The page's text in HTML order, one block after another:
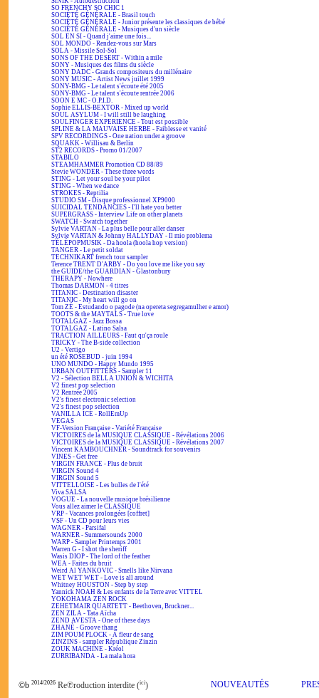
SO FRENCHY SO CHIC 1
SOCIÉTÉ GÉNÉRALE - Brasil touch
SOCIÉTÉ GÉNÉRALE - Junior présente les classiques de bébé
SOCIÉTÉ GÉNÉRALE - Musiques d'un siècle
SOL EN SI - Quand j'aime une fois...
SOL MONDO - Rendez-vous sur Mars
SOLA - Missile Sol-Sol
SONS OF THE DESERT - Within a mile
SONY - Musiques des films du siècle
SONY DADC - Grands compositeurs du millénaire
SONY MUSIC - Artist News juillet 1999
SONY-BMG - Le talent s'écoute été 2005
SONY-BMG - Le talent s'écoute rentrée 2006
SOON E MC - O.P.I.D.
Sophie ELLIS-BEXTOR - Mixed up world
SOUL ASYLUM - I will still be laughing
SOULFINGER EXPERIENCE - Tout est possible
SPLINE & LA MAUVAISE HERBE - Faiblesse et vanité
SPV RECORDINGS - One nation under a groove
SQUAKK - Willisau & Berlin
ST2 RECORDS - Promo 01/2007
STABILO
STEAMHAMMER Promotion CD 88/89
Stevie WONDER - These three words
STING - Let your soul be your pilot
STING - When we dance
STROKES - Reptilia
STUDIO SM - Disque professionnel XP9000
SUICIDAL TENDANCIES - I'll hate you better
SUPERGRASS - Interview Life on other planets
SWATCH - Swatch together
Sylvie VARTAN - La plus belle pour aller danser
Sylvie VARTAN & Johnny HALLYDAY - Il mio problema
TÉLÉPOPMUSIK - Da hoola (hoola hop version)
TANGER - Le petit soldat
TECHNIKART french tour sampler
Terence TRENT D'ARBY - Do you love me like you say
the GUIDE/the GUARDIAN - Glastonbury
THERAPY - Nowhere
Thomas DARMON - 4 titres
TITANIC - Destination disaster
TITANIC - My heart will go on
Tom ZÉ - Estudando o pagode (na opereta segregamulher e amor)
TOOTS & the MAYTALS - True love
TOTALGAZ - Jazz Bossa
TOTALGAZ - Latino Salsa
TRACTION AILLEURS - Faut qu'ça roule
TRICKY - The B-side collection
U2 - Vertigo
un été ROSEBUD - juin 1994
UNO MUNDO - Happy Mundo 1995
URBAN OUTFITTERS - Sampler 11
V2 - Sélection BELLA UNION & WICHITA
V2 finest pop selection
V2 Rentrée 2005
V2's finest electronic selection
V2's finest pop selection
VANILLA ICE - RollEmUp
VEGAS
VF-Version Française - Variété Française
VICTOIRES de la MUSIQUE CLASSIQUE - Révélations 2006
VICTOIRES de la MUSIQUE CLASSIQUE - Révélations 2007
Vincent KAMBOUCHNER - Soundtrack for souvenirs
VINES - Get free
VIRGIN FRANCE - Plus de bruit
VIRGIN Sound 4
VIRGIN Sound 5
VITTELLOISE - Les bulles de l'été
Viva SALSA
VOGUE - La nouvelle musique brésilienne
Vous allez aimer le CLASSIQUE
VRP - Vacances prolongées [coffret]
VSF - Un CD pour leurs vies
WAGNER - Parsifal
WARNER - Summersounds 2000
WARP - Sampler Printemps 2001
Warren G - I shot the sheriff
Wasis DIOP - The lord of the feather
WEA - Faites du bruit
Weird Al YANKOVIC - Smells like Nirvana
WET WET WET - Love is all around
Whitney HOUSTON - Step by step
Yannick NOAH & Les enfants de la Terre avec VITTEL
YOKOHAMA ZEN ROCK
ZEHETMAIR QUARTETT - Beethoven, Bruckner...
ZEN ZILA - Tata Aïcha
ZEND AVESTA - One of these days
ZHANÉ - Groove thang
ZIM POUM PLOCK - A fleur de sang
ZINZINS - sampler République Zinzin
ZOUK MACHINE - Kréol
ZURRIBANDA - La mala hora
©b 2014/2026 Re℗roduction interdite (ici) NOUVEAUTÉS